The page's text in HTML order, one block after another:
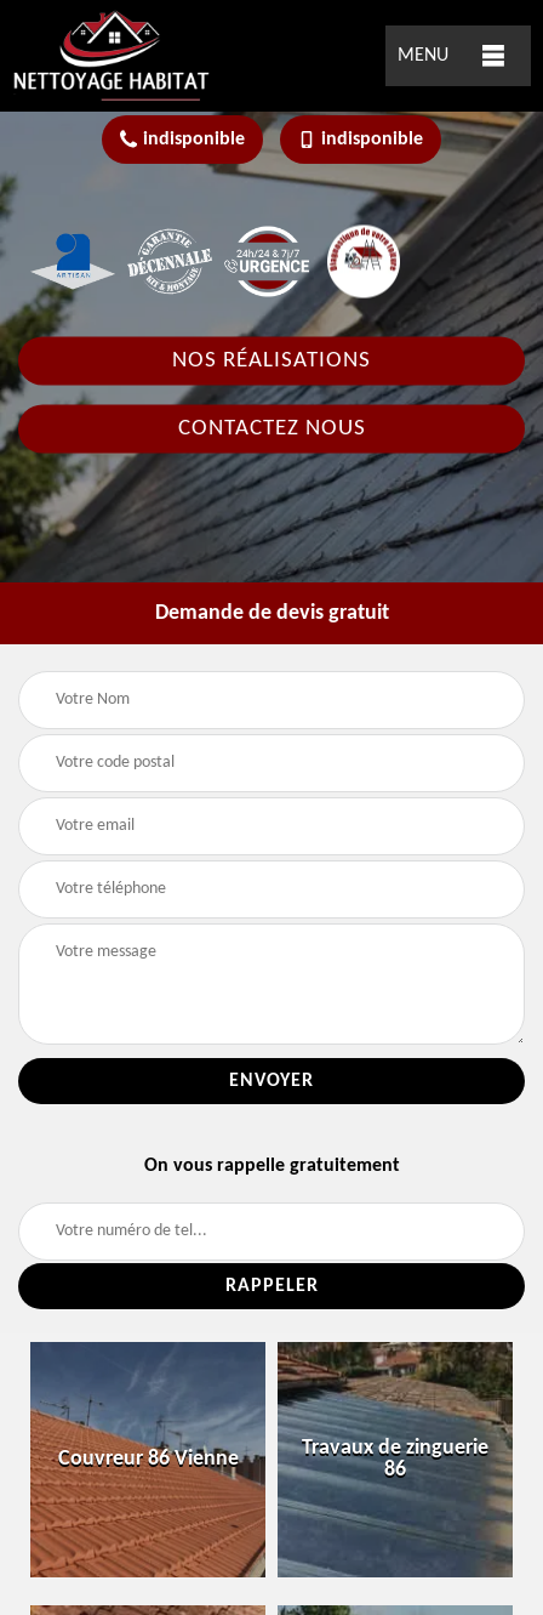
MENU
indisponible indisponible
NOS RÉALISATIONS
CONTACTEZ NOUS
Demande de devis gratuit
On vous rappelle gratuitement
Couvreur 86 Vienne
Travaux de zinguerie
86